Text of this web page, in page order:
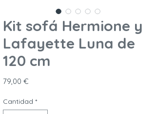
Kit sofá Hermione y
Lafayette Luna de
120 cm
79,00 €
Cantidad *